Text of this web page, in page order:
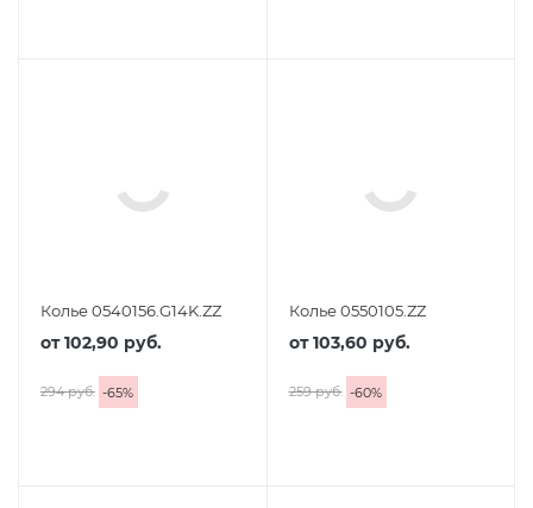
Колье 0540156.G14K.ZZ
от102,90 руб.
294 руб. -65%
Колье 0550105.ZZ
от103,60 руб.
259 руб. -60%